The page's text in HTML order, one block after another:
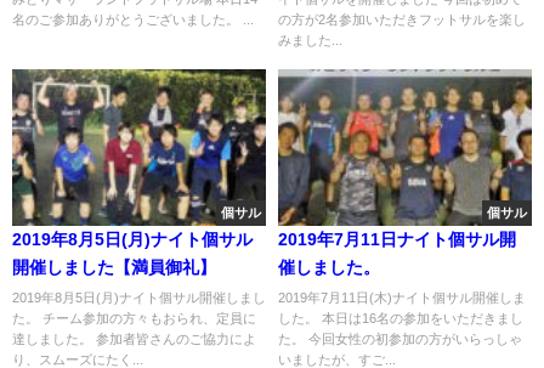
名のご参加ありがとうございました。 ...
の方が2名参加いただきフットサルを楽し
みました...
個サル
2019年8月5日(月)ナイト個サル
開催しました【満員御礼】
2019年8月5日(月)ナイト個サル開催しまし
た。 チーム参加の方々もおられ、定員に
達しました。 参加者皆さんのご協力によ
り、スムーズにたく...
個サル
2019年7月11日ナイト個サル開
催しました。
2019年7月11日(木)ナイト個サル開催しま
した。 本日は16名の参加をいただきまし
た。 今回女性の初参加の方がいらっしゃ
いましたが、すご...